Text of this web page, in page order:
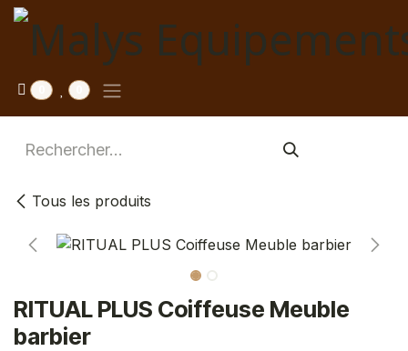
Se rendre au contenu
Tous les produits
RITUAL PLUS Coiffeuse Meuble
barbier